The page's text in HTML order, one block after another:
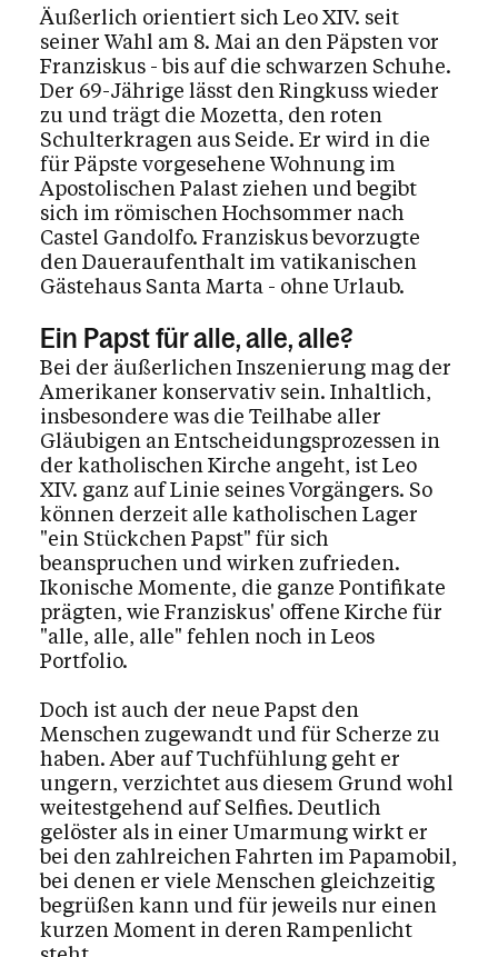
Äußerlich orientiert sich Leo XIV. seit
seiner Wahl am 8. Mai an den Päpsten vor
Franziskus - bis auf die schwarzen Schuhe.
Der 69-Jährige lässt den Ringkuss wieder
zu und trägt die Mozetta, den roten
Schulterkragen aus Seide. Er wird in die
für Päpste vorgesehene Wohnung im
Apostolischen Palast ziehen und begibt
sich im römischen Hochsommer nach
Castel Gandolfo. Franziskus bevorzugte
den Daueraufenthalt im vatikanischen
Gästehaus Santa Marta - ohne Urlaub.
Ein Papst für alle, alle, alle?
Bei der äußerlichen Inszenierung mag der
Amerikaner konservativ sein. Inhaltlich,
insbesondere was die Teilhabe aller
Gläubigen an Entscheidungsprozessen in
der katholischen Kirche angeht, ist Leo
XIV. ganz auf Linie seines Vorgängers. So
können derzeit alle katholischen Lager
"ein Stückchen Papst" für sich
beanspruchen und wirken zufrieden.
Ikonische Momente, die ganze Pontifikate
prägten, wie Franziskus' offene Kirche für
"alle, alle, alle" fehlen noch in Leos
Portfolio.
Doch ist auch der neue Papst den
Menschen zugewandt und für Scherze zu
haben. Aber auf Tuchfühlung geht er
ungern, verzichtet aus diesem Grund wohl
weitestgehend auf Selfies. Deutlich
gelöster als in einer Umarmung wirkt er
bei den zahlreichen Fahrten im Papamobil,
bei denen er viele Menschen gleichzeitig
begrüßen kann und für jeweils nur einen
kurzen Moment in deren Rampenlicht